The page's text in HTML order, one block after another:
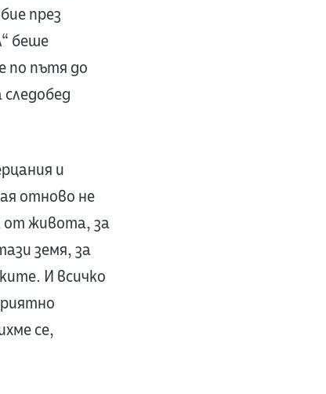
през
беше
по пътя до
и
отново не
от живота, за
земя, за
И всичко
се,